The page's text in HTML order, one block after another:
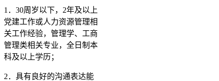
1．30周岁以下，2年及以上
党建工作或人力资源管理相
关工作经验，管理学、工商
管理类相关专业，全日制本
科及以上学历；
2．具有良好的沟通表达能